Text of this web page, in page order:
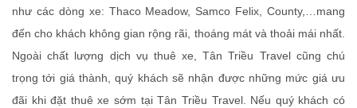
như các dòng xe: Thaco Meadow, Samco Felix, County,…mang
đến cho khách không gian rộng rãi, thoáng mát và thoải mái nhất.
Ngoài chất lượng dịch vụ thuê xe, Tân Triều Travel cũng chú
trọng tới giá thành, quý khách sẽ nhận được những mức giá ưu
đãi khi đặt thuê xe sớm tại Tân Triều Travel. Nếu quý khách có